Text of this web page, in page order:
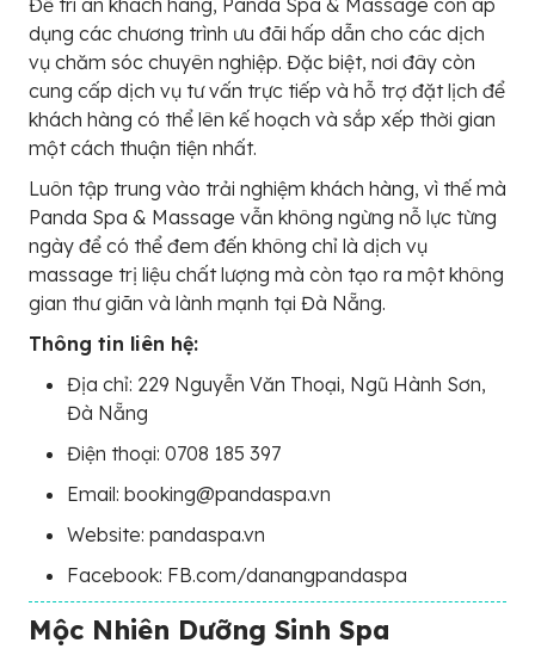
Để tri ân khách hàng, Panda Spa & Massage còn áp
dụng các chương trình ưu đãi hấp dẫn cho các dịch
vụ chăm sóc chuyên nghiệp. Đặc biệt, nơi đây còn
cung cấp dịch vụ tư vấn trực tiếp và hỗ trợ đặt lịch để
khách hàng có thể lên kế hoạch và sắp xếp thời gian
một cách thuận tiện nhất.
Luôn tập trung vào trải nghiệm khách hàng, vì thế mà
Panda Spa & Massage vẫn không ngừng nỗ lực từng
ngày để có thể đem đến không chỉ là dịch vụ
massage trị liệu chất lượng mà còn tạo ra một không
gian thư giãn và lành mạnh tại Đà Nẵng.
Thông tin liên hệ:
Địa chỉ: 229 Nguyễn Văn Thoại, Ngũ Hành Sơn,
Đà Nẵng
Điện thoại: 0708 185 397
Email: booking@pandaspa.vn
Website: pandaspa.vn
Facebook: FB.com/danangpandaspa
Mộc Nhiên Dưỡng Sinh Spa